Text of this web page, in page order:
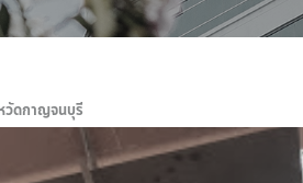
วัดกาญจนบุรี